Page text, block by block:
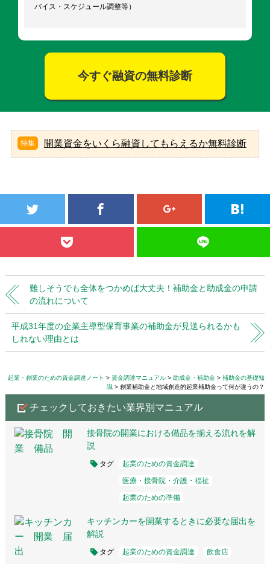
バイス・スケジュール調整等）
今すぐ融資の無料診断
開業資金をいくら融資してもらえるか無料診断
難しそうでも全体をつかめば大丈夫！補助金と助成金の申請
の流れについて
平成31年度の企業主導型保育事業の補助金が見送られるかも
しれない理由とは
起業・創業のための資金調達ノート 資金調達マニュアル 助成金・補助金
補助金の基礎知
識
創業補助金と地域創造的起業補助金って何が違うの？
チェックしておきたい業界別マニュアル
接骨院の開業における備品を揃える流れを解
説
タグ
起業のための資金調達
医療・接骨院・介護・福祉
起業のための準備
キッチンカーを開業するときに必要な届出を
解説
タグ 起業のための資金調達
飲食店